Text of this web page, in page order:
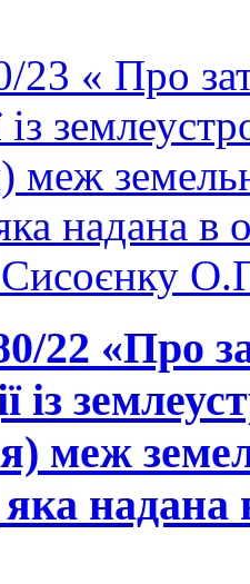
« Про
із
меж
надана в
22 «Про
із
меж
яка